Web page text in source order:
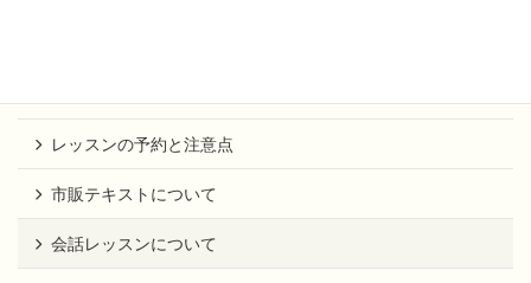
レッスンの予約と注意点
市販テキストについて
会話レッスンについて